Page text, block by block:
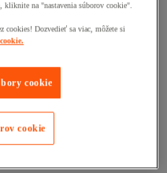
kliknite na "nastavenia súborov cookie".
cookies! Dozvedieť sa viac, môžete si
cookie
cookie